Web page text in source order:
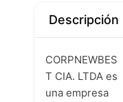
Descripción
CORPNEWBES
T CIA. LTDA es
una empresa